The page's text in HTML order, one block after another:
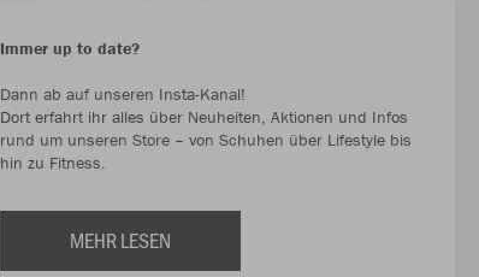
Immer up to date?
Dann ab auf unseren Insta-Kanal!
Dort erfahrt ihr alles über Neuheiten, Aktionen und Infos
rund um unseren Store – von Schuhen über Lifestyle bis
hin zu Fitness.
MEHR LESEN